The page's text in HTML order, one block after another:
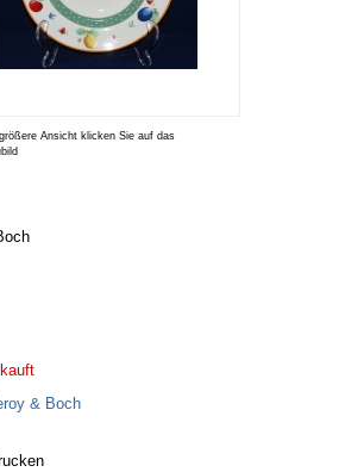
Ansicht klicken Sie auf das
& Boch